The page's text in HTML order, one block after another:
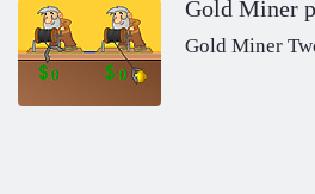
Gold Miner
Gold Miner